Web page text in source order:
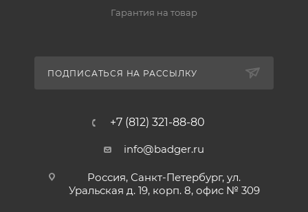
Гарантия на товар
ПОДПИСАТЬСЯ НА РАССЫЛКУ
+7 (812) 321-88-80
info@badger.ru
Россия, Санкт-Петербург, ул.
Уральская д. 19, корп. 8, офис № 309